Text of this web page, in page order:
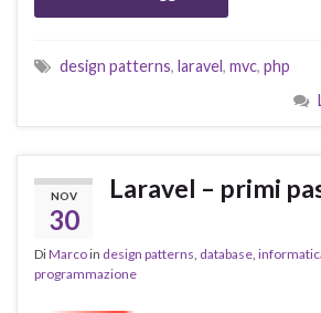
design patterns, laravel, mvc, php
NOV
30
Laravel – primi
DiMarcoin design patterns database
programmazione